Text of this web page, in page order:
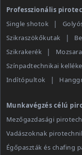
Professzionális
Single shotok
Szikraszökőkutak
Szikrakerék
Színpadtechnikai
Indítópultok
Munkavégzés célú
Mezőgazdasági
Vadászoknak
Égőpaszták és chafing